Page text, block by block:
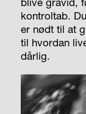
kontroltab.
er nødt til at
til hvordan
dårlig.